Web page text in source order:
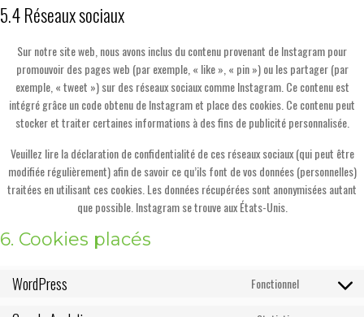
5.4 Réseaux sociaux
Sur notre site web, nous avons inclus du contenu provenant de Instagram pour
promouvoir des pages web (par exemple, « like », « pin ») ou les partager (par
exemple, « tweet ») sur des réseaux sociaux comme Instagram. Ce contenu est
intégré grâce un code obtenu de Instagram et place des cookies. Ce contenu peut
stocker et traiter certaines informations à des fins de publicité personnalisée.
Veuillez lire la déclaration de confidentialité de ces réseaux sociaux (qui peut être
modifiée régulièrement) afin de savoir ce qu’ils font de vos données (personnelles)
traitées en utilisant ces cookies. Les données récupérées sont anonymisées autant
que possible. Instagram se trouve aux États-Unis.
6. Cookies placés
WordPress Fonctionnel
Consent